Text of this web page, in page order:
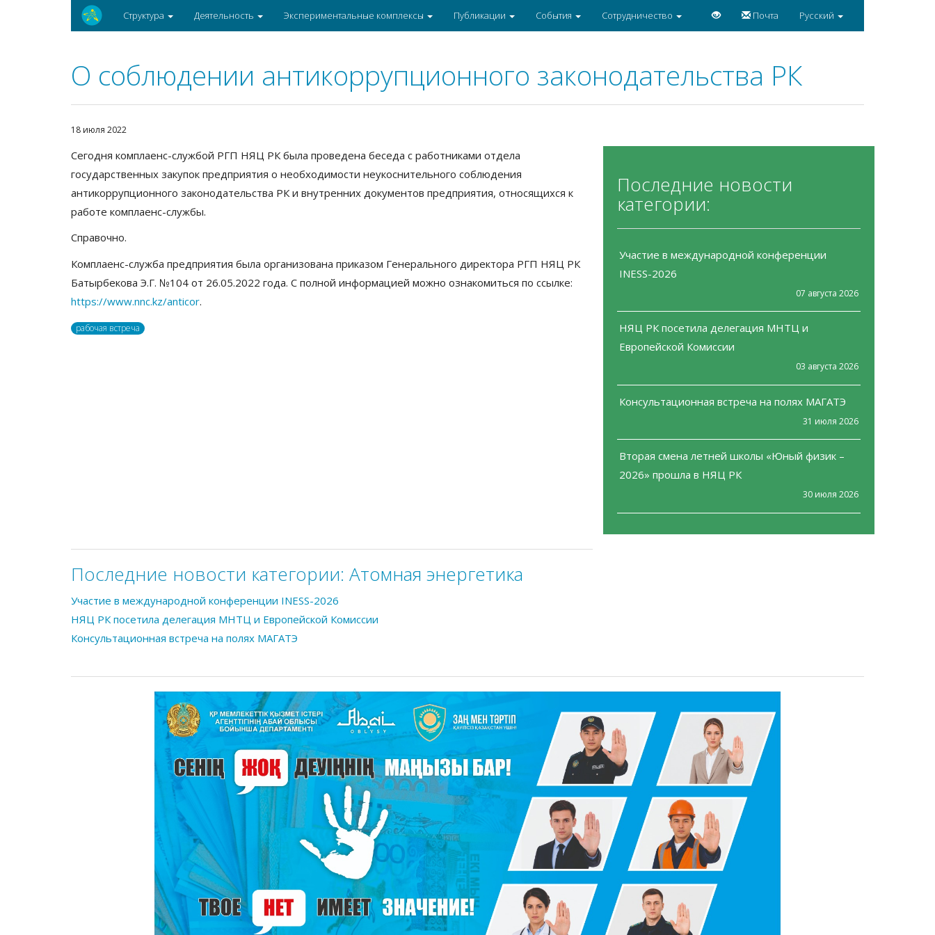
Структура Деятельность Экспериментальные комплексы Публикации События Сотрудничество Почта Русский
О соблюдении антикоррупционного законодательства РК
18 июля 2022
Сегодня комплаенс-службой РГП НЯЦ РК была проведена беседа с работниками отдела
государственных закупок предприятия о необходимости неукоснительного соблюдения
антикоррупционного законодательства РК и внутренних документов предприятия, относящихся к
работе комплаенс-службы.
Справочно.
Комплаенс-служба предприятия была организована приказом Генерального директора РГП НЯЦ РК
Батырбекова Э.Г. №104 от 26.05.2022 года. С полной информацией можно ознакомиться по ссылке:
https://www.nnc.kz/anticor.
рабочая встреча
Последние новости
категории:
Участие в международной конференции
INESS-2026
07 августа 2026
НЯЦ РК посетила делегация МНТЦ и
Европейской Комиссии
03 августа 2026
Консультационная встреча на полях МАГАТЭ
31 июля 2026
Вторая смена летней школы «Юный физик –
2026» прошла в НЯЦ РК
30 июля 2026
Последние новости категории: Атомная энергетика
Участие в международной конференции INESS-2026
НЯЦ РК посетила делегация МНТЦ и Европейской Комиссии
Консультационная встреча на полях МАГАТЭ